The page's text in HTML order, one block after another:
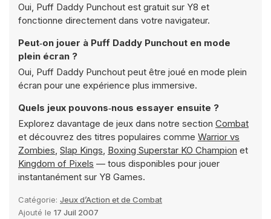
Oui, Puff Daddy Punchout est gratuit sur Y8 et
fonctionne directement dans votre navigateur.
Peut‑on jouer à Puff Daddy Punchout en mode
plein écran ?
Oui, Puff Daddy Punchout peut être joué en mode plein
écran pour une expérience plus immersive.
Quels jeux pouvons‑nous essayer ensuite ?
Explorez davantage de jeux dans notre section Combat
et découvrez des titres populaires comme Warrior vs
Zombies, Slap Kings, Boxing Superstar KO Champion et
Kingdom of Pixels — tous disponibles pour jouer
instantanément sur Y8 Games.
Catégorie: Jeux d’Action et de Combat
Ajouté le 17 Juil 2007